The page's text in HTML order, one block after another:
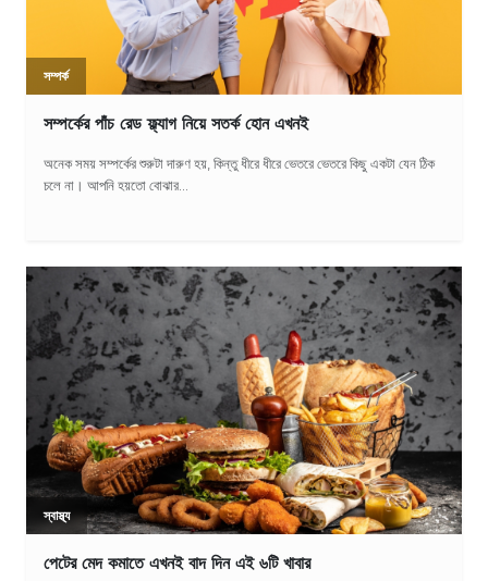
সম্পর্ক
সম্পর্কের পাঁচ রেড ফ্ল্যাগ নিয়ে সতর্ক হোন এখনই
অনেক সময় সম্পর্কের শুরুটা দারুণ হয়, কিন্তু ধীরে ধীরে ভেতরে ভেতরে কিছু একটা যেন ঠিক
চলে না। আপনি হয়তো বোঝার...
স্বাস্থ্য
পেটের মেদ কমাতে এখনই বাদ দিন এই ৬টি খাবার